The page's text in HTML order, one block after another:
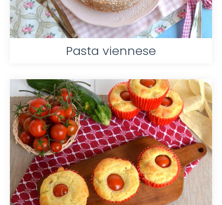
Pasta viennese